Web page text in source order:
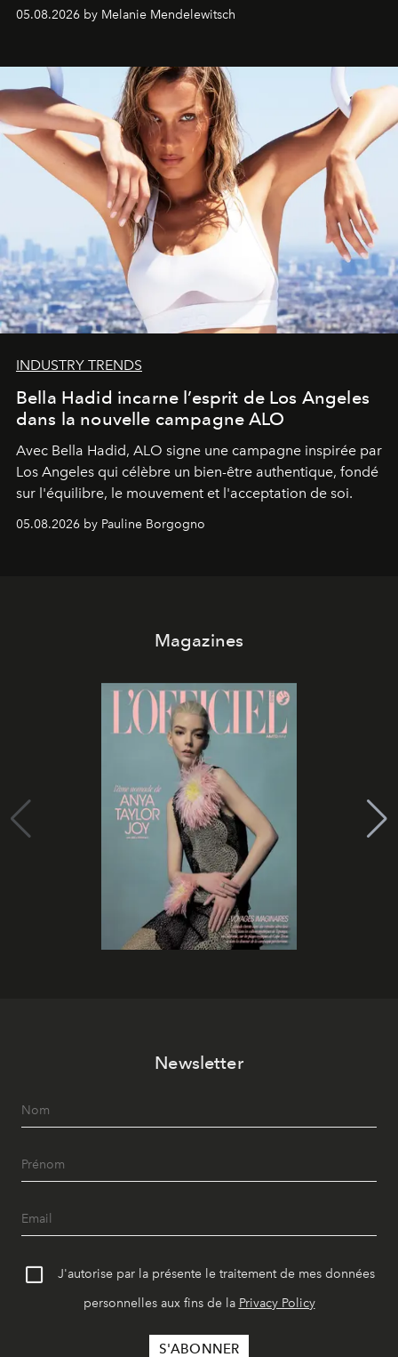
05.08.2026 by Melanie Mendelewitsch
INDUSTRY TRENDS
Bella Hadid incarne l’esprit de Los Angeles
dans la nouvelle campagne ALO
Avec Bella Hadid, ALO signe une campagne inspirée par
Los Angeles qui célèbre un bien-être authentique, fondé
sur l'équilibre, le mouvement et l'acceptation de soi.
05.08.2026 by Pauline Borgogno
Magazines
Newsletter
J'autorise par la présente le traitement de mes données
personnelles aux fins de la Privacy Policy